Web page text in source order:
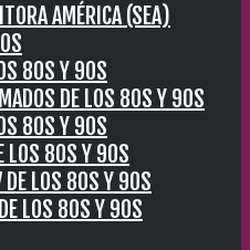
AMÉRICA (SEA)
80S Y 90S
DE LOS 80S Y 90S
80S Y 90S
LOS 80S Y 90S
DE LOS 80S Y 90S
LOS 80S Y 90S